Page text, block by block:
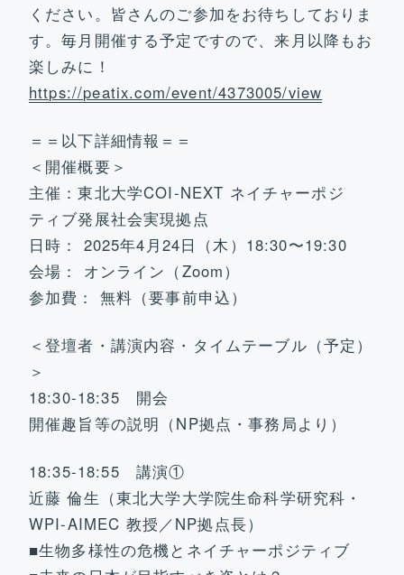
ください。皆さんのご参加をお待ちしておりま
す。毎月開催する予定ですので、来月以降もお
楽しみに！
https://peatix.com/event/4373005/view
＝＝以下詳細情報＝＝
＜開催概要＞
主催：東北大学COI-NEXT ネイチャーポジ
ティブ発展社会実現拠点
日時： 2025年4月24日（木）18:30〜19:30
会場： オンライン（Zoom）
参加費： 無料（要事前申込）
＜登壇者・講演内容・タイムテーブル（予定）
＞
18:30-18:35 開会
開催趣旨等の説明（NP拠点・事務局より）
18:35-18:55 講演①
近藤 倫生（東北大学大学院生命科学研究科・
WPI-AIMEC 教授／NP拠点長）
■生物多様性の危機とネイチャーポジティブ